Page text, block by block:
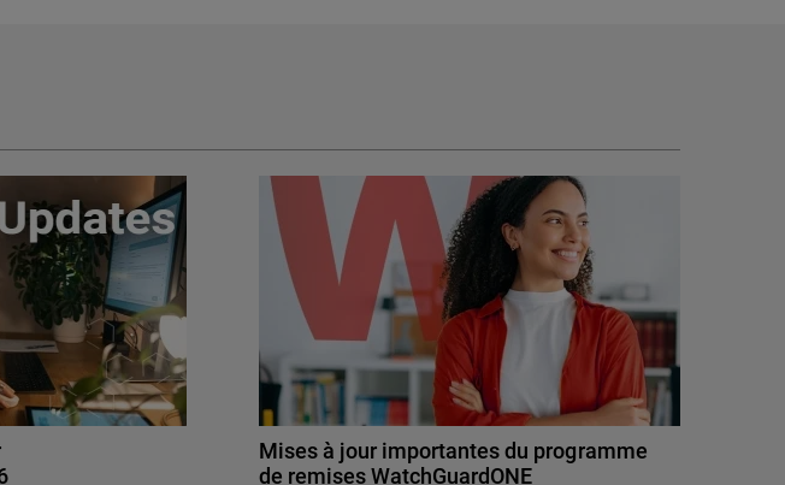
Mises à jour importantes du programme
de remises WatchGuardONE